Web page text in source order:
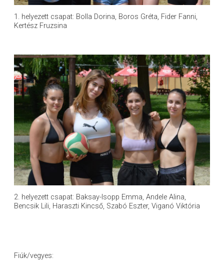
1. helyezett csapat: Bolla Dorina, Boros Gréta, Fider Fanni,
Kertész Fruzsina
2. helyezett csapat: Baksay-Isopp Emma, Andele Alina,
Bencsik Lili, Haraszti Kincső, Szabó Eszter, Viganó Viktória
Fiúk/vegyes: